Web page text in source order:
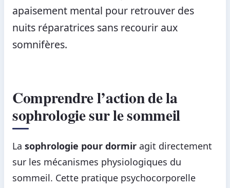
apaisement mental pour retrouver des
nuits réparatrices sans recourir aux
somnifères.
Comprendre l’action de la
sophrologie sur le sommeil
La sophrologie pour dormiragit directement
sur les mécanismes physiologiques du
sommeil. Cette pratique psychocorporelle